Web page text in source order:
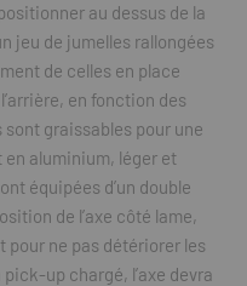
au dessus de la
jeu de jumelles rallongées
de celles en place
en fonction des
sont graissables pour une
aluminium, léger et
équipées d’un double
de l’axe côté lame,
pour ne pas détériorer les
up chargé, l’axe devra